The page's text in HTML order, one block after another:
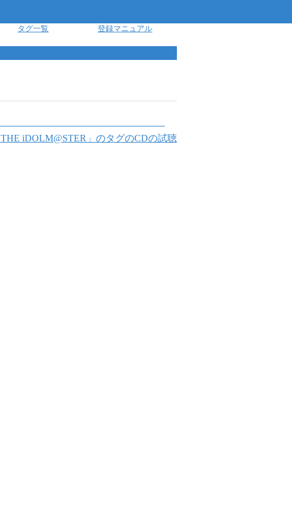
タグ一覧 登録マニュアル
THE iDOLM@STER 」のタグのCDの試聴